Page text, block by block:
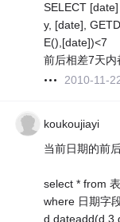
SELECT
y, [date],
E(),[date])<7
前后相差7天内
2010-11-
koukoujiayi
当前日期的前
select * from 表
where 日期字
d